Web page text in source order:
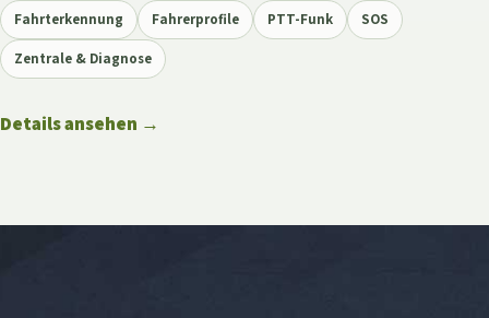
Fahrterkennung Fahrerprofile PTT-Funk SOS
Zentrale & Diagnose
Details ansehen →